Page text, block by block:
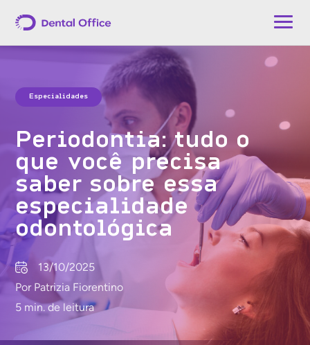
Especialidades
Periodontia: tudo o
que você precisa
saber sobre essa
especialidade
odontológica
13/10/2025
Por Patrizia Fiorentino
5 min. de leitura